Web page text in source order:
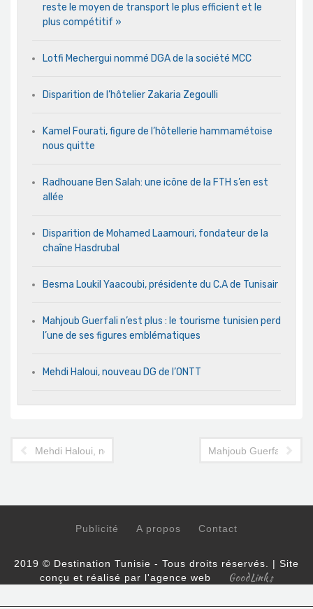
reste le moyen de transport le plus efficient et le
plus compétitif »
Lotfi Mechergui nommé DGA de la société MCC
Disparition de l’hôtelier Zakaria Zegoulli
Kamel Fourati, figure de l’hôtellerie hammamétoise
nous quitte
Radhouane Ben Salah: une icône de la FTH s’en est
allée
Disparition de Mohamed Laamouri, fondateur de la
chaîne Hasdrubal
Besma Loukil Yaacoubi, présidente du C.A de Tunisair
Mahjoub Guerfali n’est plus : le tourisme tunisien perd
l’une de ses figures emblématiques
Mehdi Haloui, nouveau DG de l’ONTT
Mehdi Haloui, nouveau DG de l'ONTT Mahjoub Guerfali
Publicité A propos Contact
2019 © Destination Tunisie - Tous droits réservés. | Site
conçu et réalisé par l'agence web
GoodLinks